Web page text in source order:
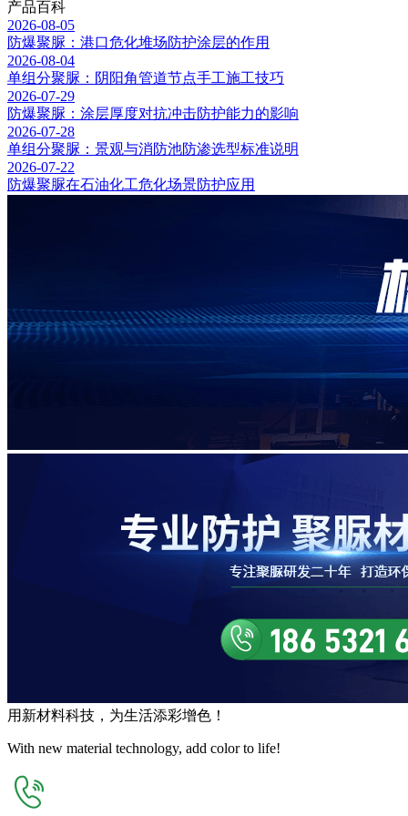
产品百科
2026-08-05
防爆聚脲：港口危化堆场防护涂层的作用
2026-08-04
单组分聚脲：阴阳角管道节点手工施工技巧
2026-07-29
防爆聚脲：涂层厚度对抗冲击防护能力的影响
2026-07-28
单组分聚脲：景观与消防池防渗选型标准说明
2026-07-22
防爆聚脲在石油化工危化场景防护应用
用 新材料科技，为生活添彩增色 ！
With new material technology, add color to life!